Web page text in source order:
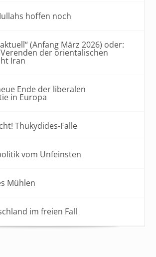
hoffen noch
(Anfang März 2026) oder:
der orientalischen
Iran
Ende der liberalen
in Europa
Thukydides-Falle
vom Unfeinsten
Mühlen
im freien Fall